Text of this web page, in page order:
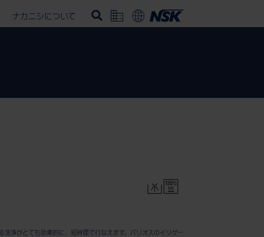
ナカニシについて
浄がとても効果的に、短時間で行なえます。バリオスのイリゲー